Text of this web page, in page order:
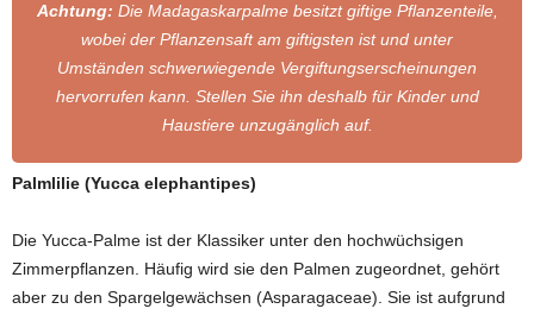
Achtung: Die Madagaskarpalme besitzt giftige Pflanzenteile,
wobei der Pflanzensaft am giftigsten ist und unter
Umständen schwerwiegende Vergiftungserscheinungen
hervorrufen kann. Stellen Sie ihn deshalb für Kinder und
Haustiere unzugänglich auf.
Palmlilie (Yucca elephantipes)
Die Yucca-Palme ist der Klassiker unter den hochwüchsigen
Zimmerpflanzen. Häufig wird sie den Palmen zugeordnet, gehört
aber zu den Spargelgewächsen (Asparagaceae). Sie ist aufgrund